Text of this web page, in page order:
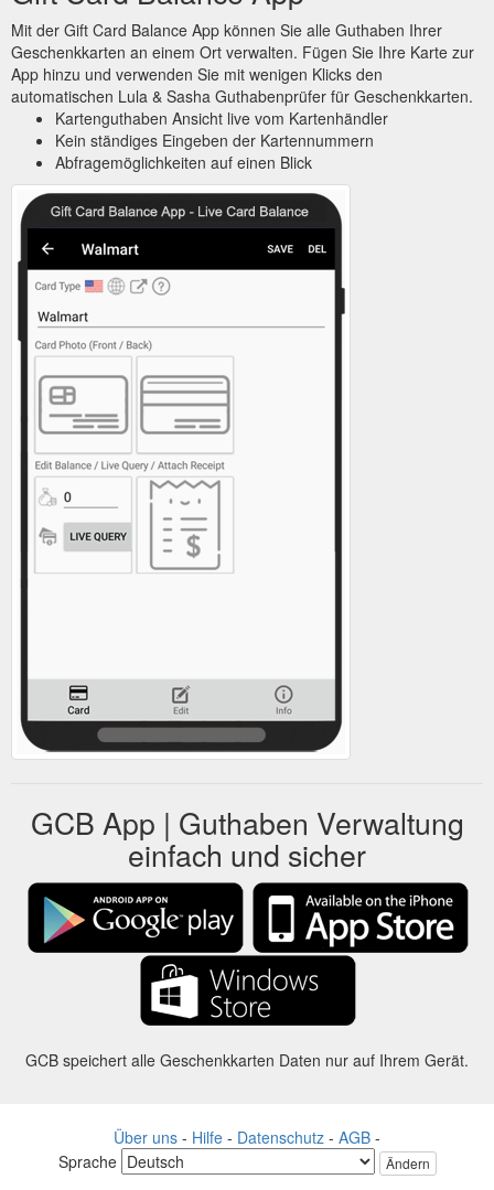
Mit der Gift Card Balance App können Sie alle Guthaben Ihrer
Geschenkkarten an einem Ort verwalten. Fügen Sie Ihre Karte zur
App hinzu und verwenden Sie mit wenigen Klicks den
automatischen Lula & Sasha Guthabenprüfer für Geschenkkarten.
Kartenguthaben Ansicht live vom Kartenhändler
Kein ständiges Eingeben der Kartennummern
Abfragemöglichkeiten auf einen Blick
GCB App | Guthaben Verwaltung
einfach und sicher
GCB speichert alle Geschenkkarten Daten nur auf Ihrem Gerät.
Über uns - Hilfe - Datenschutz - AGB -
Sprache
Ändern